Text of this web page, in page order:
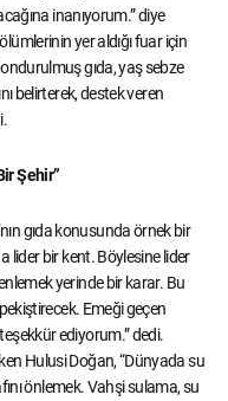
inanıyorum.” diye
yer aldığı fuar için
gıda, yaş sebze
belirterek, destek veren
Şehir”
gıda konusunda örnek bir
lider bir kent. Böylesine lider
yerinde bir karar. Bu
Emeği geçen
teşekkür ediyorum.” dedi.
Hulusi Doğan, “Dünyada su
önlemek. Vahşi sulama, su